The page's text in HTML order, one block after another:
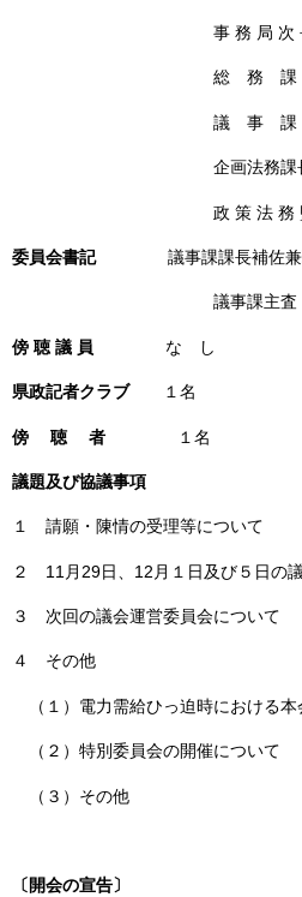
事 務 局 次 長
総 務 課 長
議 事 課 長
企画法務課長
政 策 法 務 監
委員会書記 議事課課長補佐
議事課主査
傍 聴 議 員 な し
県政記者クラブ１名
傍 聴 者 １名
議題及び協議事項
１ 請願・陳情の受理等について
２ 11月29日、12月１日及び５日の
３ 次回の議会運営委員会について
４ その他
（１）電力需給ひっ迫時における本
（２）特別委員会の開催について
（３）その他
〔開会の宣告〕